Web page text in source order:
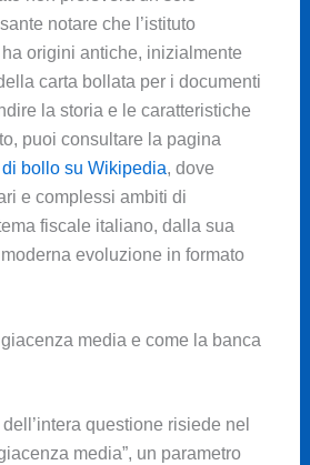
notare che l’istituto
origini antiche, inizialmente
carta bollata per i documenti
la storia e le caratteristiche
puoi consultare la pagina
di bollo su Wikipedia, dove
e complessi ambiti di
fiscale italiano, dalla sua
evoluzione in formato
media e come la banca
questione risiede nel
media”, un parametro